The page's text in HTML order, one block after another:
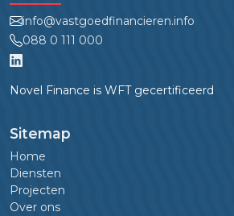
info@vastgoedfinancieren.info
088 0 111 000
Novel Finance is WFT gecertificeerd
Sitemap
Home
Diensten
Projecten
Over ons